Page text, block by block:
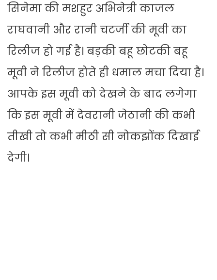
सिनेमा की मशहुर अभिनेत्री काजल
राघवानी और रानी चटर्जी की मूवी का
रिलीज हो गई है। बड़की बहू छोटकी बहू
मूवी ने रिलीज होते ही धमाल मचा दिया है।
आपके इस मूवी को देखने के बाद लगेगा
कि इस मूवी में देवरानी जेठानी की कभी
तीखी तो कभी मीठी सी नोकझोंक दिखाई
देगी।